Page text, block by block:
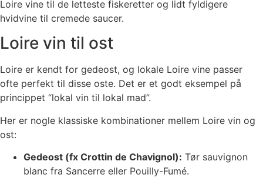
Loire vine til de letteste fiskeretter og lidt fyldigere
hvidvine til cremede saucer.
Loire vin til ost
Loire er kendt for gedeost, og lokale Loire vine passer
ofte perfekt til disse oste. Det er et godt eksempel på
princippet “lokal vin til lokal mad”.
Her er nogle klassiske kombinationer mellem Loire vin og
ost:
Gedeost (fx Crottin de Chavignol): Tør sauvignon
blanc fra Sancerre eller Pouilly-Fumé.